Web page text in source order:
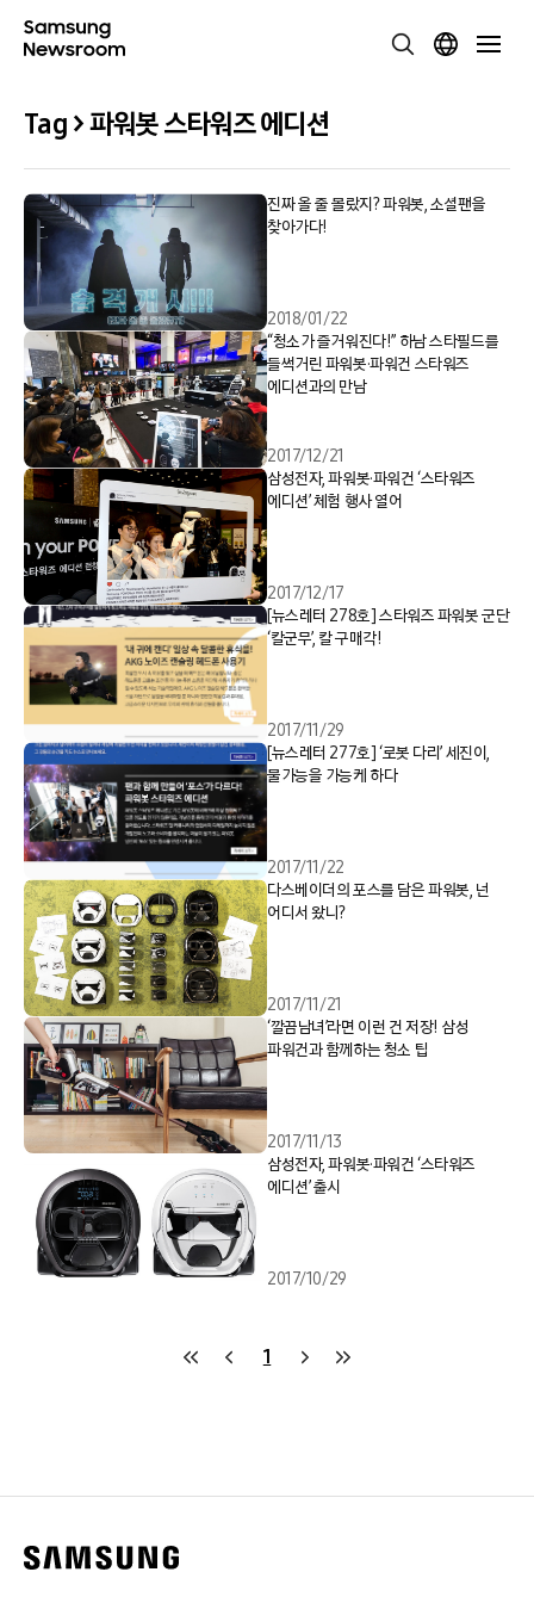
Tag > 파워봇 스타워즈 에디션
진짜 올 줄 몰랐지? 파워봇, 소셜팬을
찾아가다!
2018/01/22
“청소가 즐거워진다!” 하남 스타필드를
들썩거린 파워봇·파워건 스타워즈
에디션과의 만남
2017/12/21
삼성전자, 파워봇·파워건 ‘스타워즈
에디션’ 체험 행사 열어
2017/12/17
[뉴스레터 278호] 스타워즈 파워봇 군단
‘칼군무’, 칼 구매각!
2017/11/29
[뉴스레터 277호] ‘로봇 다리’ 세진이,
불가능을 가능케 하다
2017/11/22
다스베이더의 포스를 담은 파워봇, 넌
어디서 왔니?
2017/11/21
‘깔끔남녀’라면 이런 건 저장! 삼성
파워건과 함께하는 청소 팁
2017/11/13
삼성전자, 파워봇·파워건 ‘스타워즈
에디션’ 출시
2017/10/29
1